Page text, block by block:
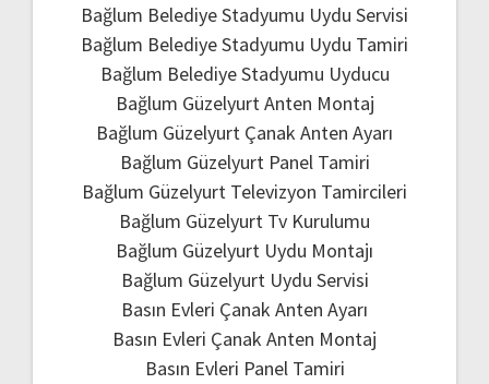
Bağlum Belediye Stadyumu Uydu Servisi
Bağlum Belediye Stadyumu Uydu Tamiri
Bağlum Belediye Stadyumu Uyducu
Bağlum Güzelyurt Anten Montaj
Bağlum Güzelyurt Çanak Anten Ayarı
Bağlum Güzelyurt Panel Tamiri
Bağlum Güzelyurt Televizyon Tamircileri
Bağlum Güzelyurt Tv Kurulumu
Bağlum Güzelyurt Uydu Montajı
Bağlum Güzelyurt Uydu Servisi
Basın Evleri Çanak Anten Ayarı
Basın Evleri Çanak Anten Montaj
Basın Evleri Panel Tamiri